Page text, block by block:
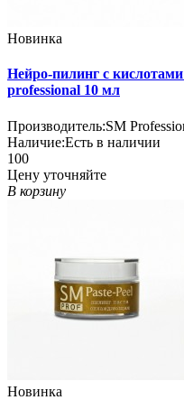
Новинка
Нейро-пилинг с
professional 10 мл
Производитель:SM
Наличие:Есть в наличии
100
Цену уточняйте
В корзину
Новинка